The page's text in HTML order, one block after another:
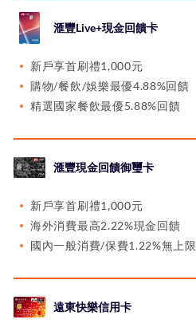
滙豐Live+現金回饋卡
新戶享首刷禮1,000元
購物/餐飲/娛樂最優4.88%回饋
精選國家餐飲最優5.88%回饋
滙豐現金回饋御璽卡
新戶享首刷禮1,000元
海外消費最高2.22%現金回饋
國內一般消費/保費1.22%無上限
遠東快樂信用卡